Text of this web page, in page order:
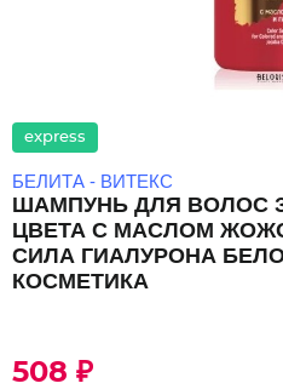
express
БЕЛИТА - ВИТЕКС
ШАМПУНЬ ДЛЯ ВОЛОС
ЦВЕТА С МАСЛОМ
СИЛА ГИАЛУРОНА
КОСМЕТИКА
508 ₽